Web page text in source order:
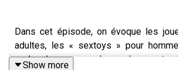
Dans cet épisode, on évoque les
adultes, les « sextoys » pour
godes, les anneaux, les «plugs» et
Show more